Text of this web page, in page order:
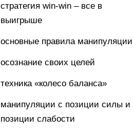
стратегия win-win – все в
выигрыше
основные правила манипуляции
осознание своих целей
техника «колесо баланса»
манипуляции с позиции силы и
позиции слабости